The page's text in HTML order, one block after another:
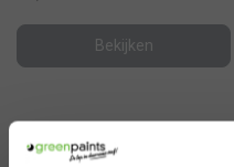
Bekijken
Meest